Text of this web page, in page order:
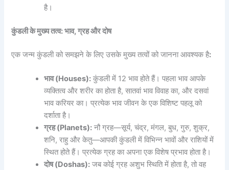
है।
कुंडली के मुख्य तत्व: भाव, ग्रह और दोष
एक जन्म कुंडली को समझने के लिए उसके मुख्य तत्वों को जानना आवश्यक है:
भाव (Houses): कुंडली में 12 भाव होते हैं। पहला भाव आपके
व्यक्तित्व और शरीर का होता है, सातवां भाव विवाह का, और दसवां
भाव करियर का। प्रत्येक भाव जीवन के एक विशिष्ट पहलू को
दर्शाता है।
ग्रह (Planets): नौ ग्रह—सूर्य, चंद्र, मंगल, बुध, गुरु, शुक्र,
शनि, राहु और केतु—आपकी कुंडली में विभिन्न भावों और राशियों में
स्थित होते हैं। प्रत्येक ग्रह का अपना एक विशेष प्रभाव होता है।
दोष (Doshas): जब कोई ग्रह अशुभ स्थिति में होता है, तो वह